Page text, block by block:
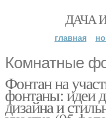
ДАЧА
главная
Комнатные
Фонтан на
фонтаны: идеи
дизайна и